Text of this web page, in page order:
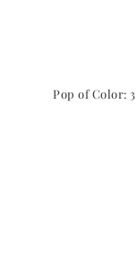
Pop of Color: